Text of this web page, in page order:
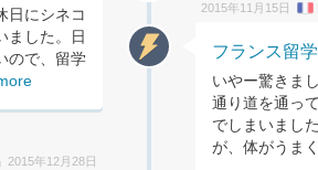
日にシネコ
ました。日
ので、留学
フランス留
いやー驚きま
通り道を通っ
でしまいまし
が、体がうま
2015年11月15日
2015年12月28日